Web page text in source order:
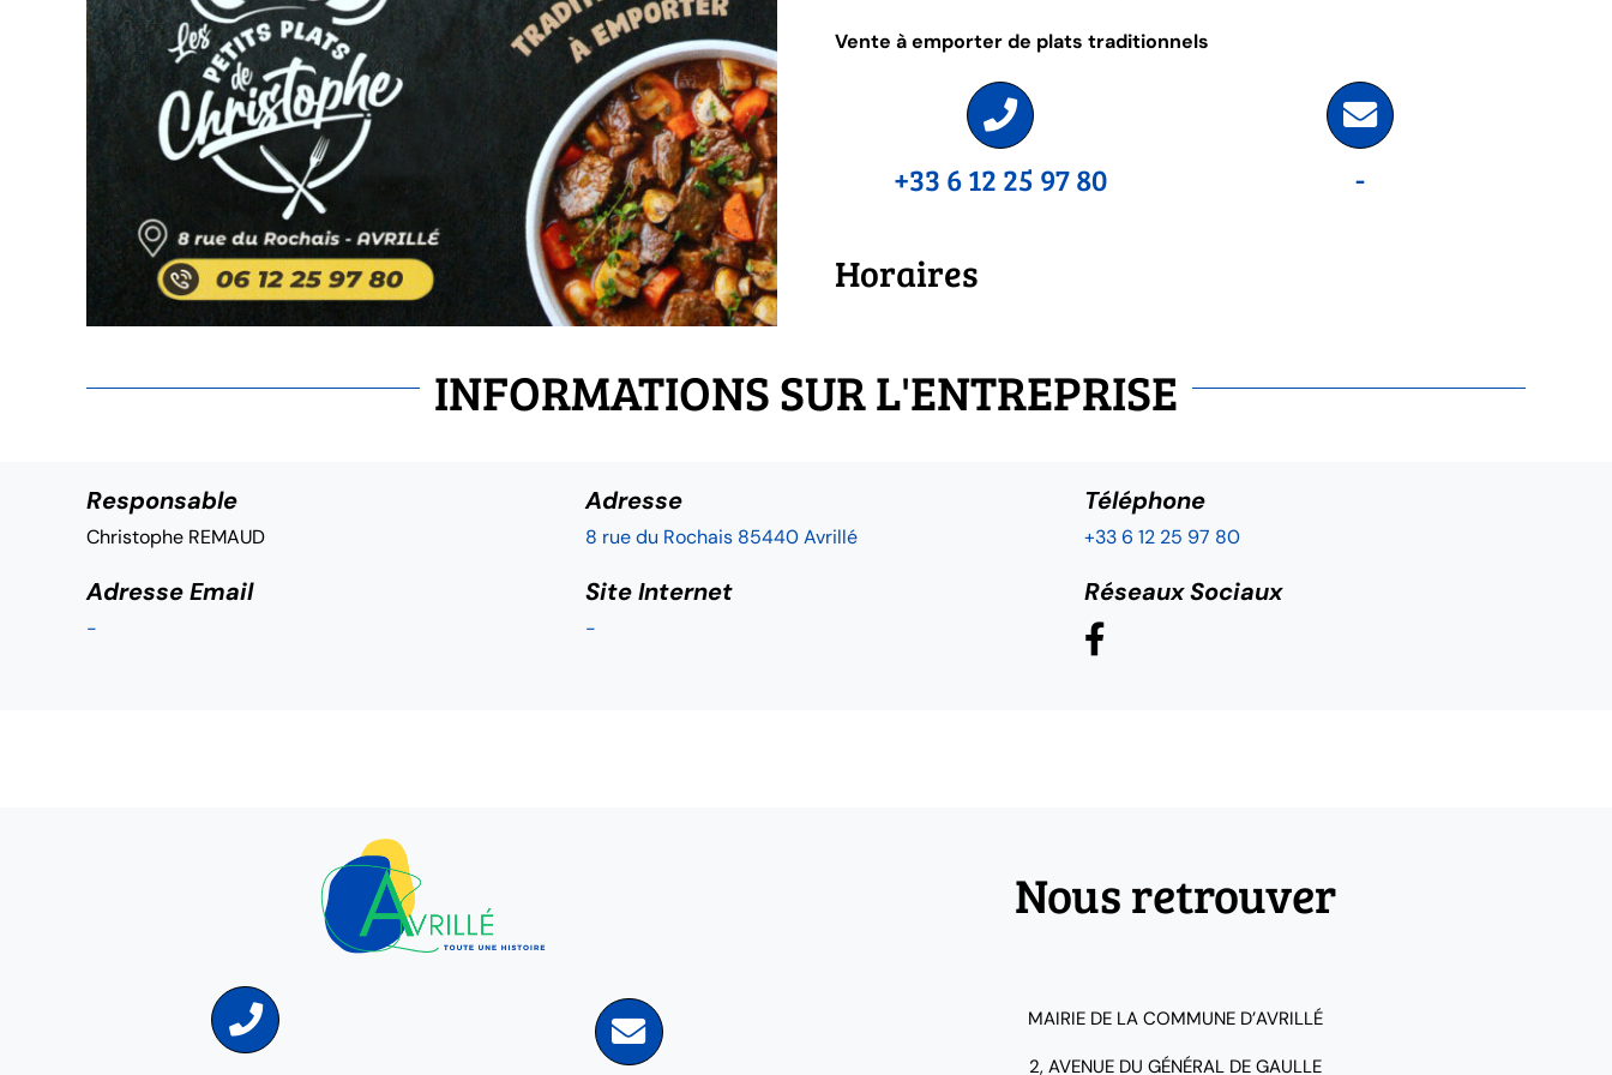
Vente à emporter de plats traditionnels
+33 6 12 25 97 80 -
Horaires
INFORMATIONS SUR L'ENTREPRISE
Responsable
Christophe REMAUD
Adresse Email
-
Adresse
8 rue du Rochais 85440 Avrillé
Site Internet
-
Téléphone
+33 6 12 25 97 80
Réseaux Sociaux
Nous retrouver
MAIRIE DE LA COMMUNE D’AVRILLÉ
2, AVENUE DU GÉNÉRAL DE GAULLE